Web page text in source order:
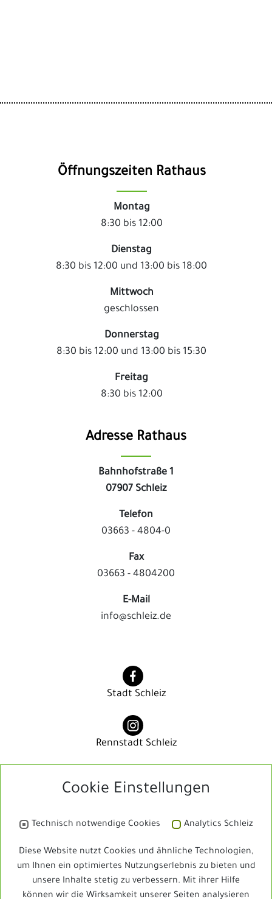
Öffnungszeiten Rathaus
Montag
8:30 bis 12:00
Dienstag
8:30 bis 12:00 und 13:00 bis 18:00
Mittwoch
geschlossen
Donnerstag
8:30 bis 12:00 und 13:00 bis 15:30
Freitag
8:30 bis 12:00
Adresse Rathaus
Bahnhofstraße 1
07907 Schleiz
Telefon
03663 - 4804-0
Fax
03663 - 4804200
E-Mail
info@schleiz.de
Stadt Schleiz
Rennstadt Schleiz
Rennstadt Schleiz
Schleizer Dreieck Jedermann
Cookie Einstellungen
Technisch notwendige Cookies Analytics Schleiz
Diese Website nutzt Cookies und ähnliche Technologien,
um Ihnen ein optimiertes Nutzungserlebnis zu bieten und
unsere Inhalte stetig zu verbessern. Mit ihrer Hilfe
können wir die Wirksamkeit unserer Seiten analysieren